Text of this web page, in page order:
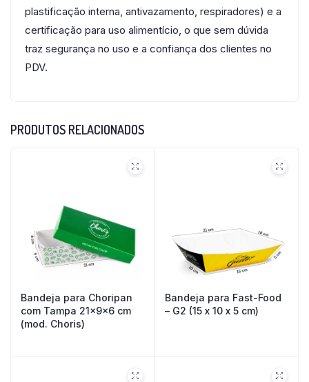
plastificação interna, antivazamento, respiradores) e a
certificação para uso alimentício, o que sem dúvida
traz segurança no uso e a confiança dos clientes no
PDV.
PRODUTOS RELACIONADOS
Bandeja para Choripan
com Tampa 21x9x6 cm
(mod. Choris)
Bandeja para Fast-Food
– G2 (15 x 10 x 5 cm)